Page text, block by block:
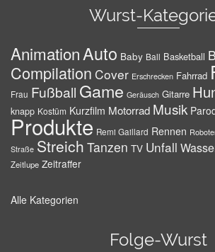
Wurst-
AnimationAuto Baby Ball Basketball
Compilation Cover Erschrecken Fahrrad
Frau Fußball Game Geräusch Gitarre
knapp Kostüm Kurzfilm Motorrad Musik
Produkte Remi Gaillard Rennen
Straße Streich Tanzen TV Unfall
Zeitlupe Zeitraffer
Alle Kategorien
Folge-Wurst